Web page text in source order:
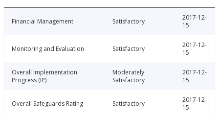
Financial Management Satisfactory
2017-12-
15
Monitoring and Evaluation Satisfactory
2017-12-
15
Overall Implementation
Progress (IP)
Moderately
Satisfactory
2017-12-
15
Overall Safeguards Rating Satisfactory
2017-12-
15